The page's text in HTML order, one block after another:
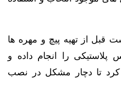
قبل از تهیه پیچ و مهره ها
پلاستیکی را انجام داده و
کرد تا دچار مشکل در نصب